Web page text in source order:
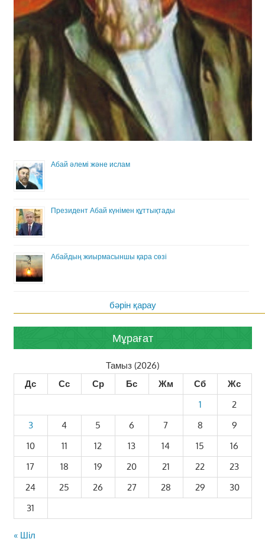
Абай әлемі және ислам
Президент Абай күнімен құттықтады
Абайдың жиырмасыншы қара сөзі
бәрін қарау
Мұрағат
Тамыз (2026)
Дс
Сс Ср Бс Жм Сб
Жс
1
2
3
4 5 6 7 8
9
10
11 12 13 14 15
16
17
18 19 20 21 22
23
24
25 26 27 28 29
30
31
« Шіл